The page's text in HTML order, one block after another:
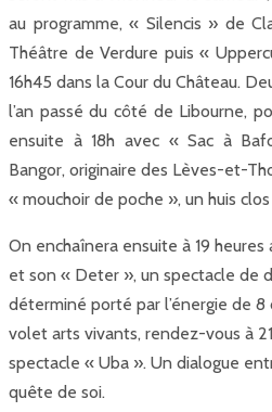
au programme, « Silencis » de
Théâtre de Verdure puis «
16h45 dans la Cour du Château.
l’an passé du côté de Libourne,
ensuite à 18h avec « Sac à
Bangor, originaire des Lèves-et-
« mouchoir de poche », un huis
On enchaînera ensuite à 19 heures
et son « Deter », un spectacle de
déterminé porté par l’énergie de 8
volet arts vivants, rendez-vous à
spectacle « Uba ». Un dialogue
quête de soi.